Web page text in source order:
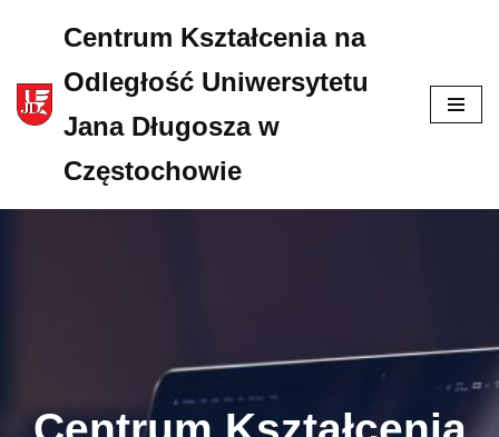
do
treści
Centrum Kształcenia na
Odległość Uniwersytetu
Jana Długosza w
Częstochowie